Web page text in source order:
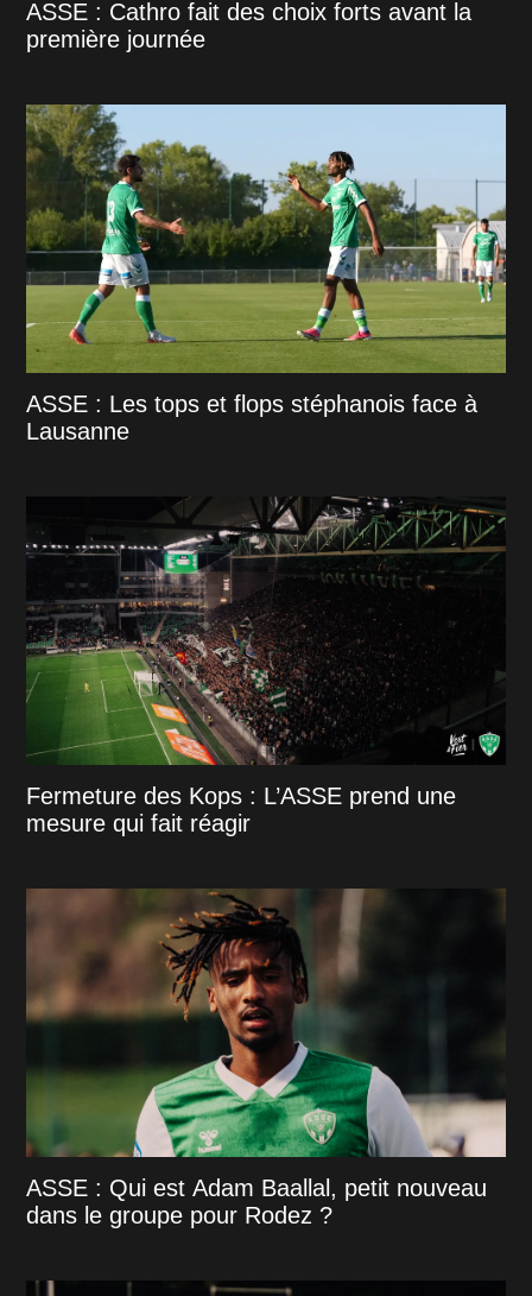
ASSE : Cathro fait des choix forts avant la
première journée
ASSE : Les tops et flops stéphanois face à
Lausanne
Fermeture des Kops : L’ASSE prend une
mesure qui fait réagir
ASSE : Qui est Adam Baallal, petit nouveau
dans le groupe pour Rodez ?